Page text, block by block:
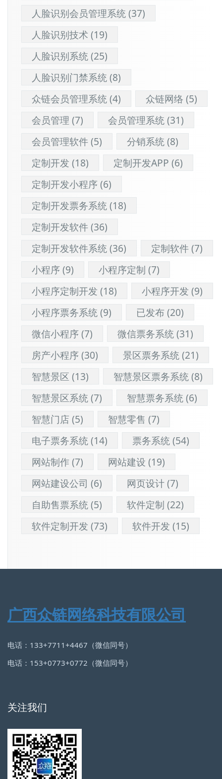
人脸识别会员管理系统(37)
人脸识别技术(19)
人脸识别系统(25)
人脸识别门禁系统(8)
众链会员管理系统(4) 众链网络 (5)
会员管理 (7) 会员管理系统(31)
会员管理软件(5) 分销系统(8)
定制开发 (18) 定制开发APP (6)
定制开发小程序(6)
定制开发票务系统(18)
定制开发软件(36)
定制开发软件系统(36) 定制软件(7)
小程序(9) 小程序定制 (7)
小程序定制开发 (18) 小程序开发 (9)
小程序票务系统(9) 已发布(20)
微信小程序(7) 微信票务系统(31)
房产小程序(30) 景区票务系统(21)
智慧景区 (13) 智慧景区票务系统(8)
智慧景区系统(7) 智慧票务系统(6)
智慧门店(5) 智慧零售 (7)
电子票务系统(14) 票务系统(54)
网站制作(7) 网站建设 (19)
网站建设公司 (6) 网页设计(7)
自助售票系统(5) 软件定制 (22)
软件定制开发 (73) 软件开发 (15)
广西众链网络科技有限公司
电话：133+7711+4467（微信同号）
电话：153+0773+0772（微信同号）
关注我们